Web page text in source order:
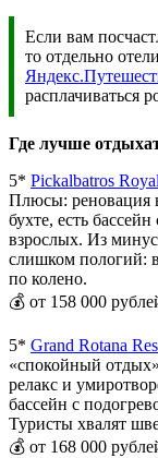
Если вам
то отдельно
расплачиваться
Где лучше
5* Pickalbatros
Плюсы: реновация в
бухте, есть
взрослых. Из
слишком пологий:
по колено.
💰 от 158 000
5* Grand Rotana
«спокойный
релакс и
бассейн с
Туристы хвалят
💰 от 168 000